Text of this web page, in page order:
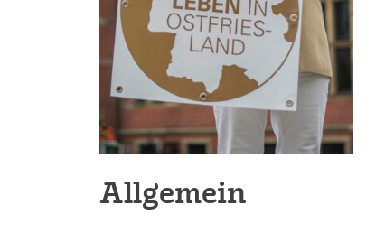
Allgemein